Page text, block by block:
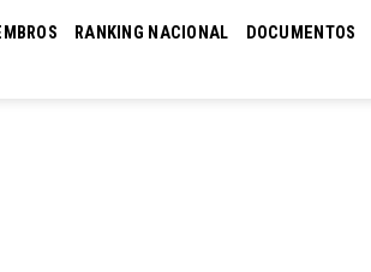
RANKING NACIONAL DOCUMENTOS